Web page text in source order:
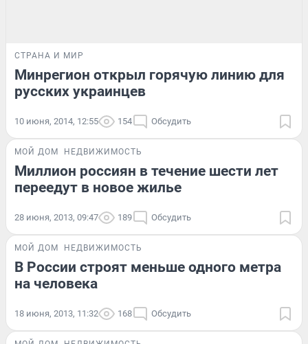
СТРАНА И МИР
Минрегион открыл горячую линию для
русских украинцев
10 июня, 2014, 12:55 154 Обсудить
МОЙ ДОМ НЕДВИЖИМОСТЬ
Миллион россиян в течение шести лет
переедут в новое жилье
28 июня, 2013, 09:47 189 Обсудить
МОЙ ДОМ НЕДВИЖИМОСТЬ
В России строят меньше одного метра
на человека
18 июня, 2013, 11:32 168 Обсудить